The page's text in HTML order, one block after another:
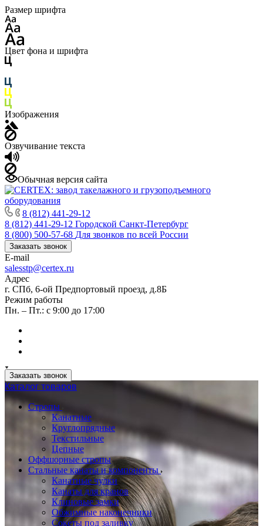
Размер шрифта
Цвет фона и шрифта
Изображения
Озвучивание текста
Обычная версия сайта
8 (812) 441-29-12
8 (812) 441-29-12 Городской Санкт-Петербург
8 (800) 500-57-68 Для звонков по всей России
Заказать звонок
E-mail
salesstp@certex.ru
Адрес
г. СПб, 6-ой Предпортовый проезд, д.8Б
Режим работы
Пн. – Пт.: с 9:00 до 17:00
Заказать звонок
Каталог товаров
Стропы
Канатные
Круглопрядные
Текстильные
Цепные
Оффшорные стропы
Стальные канаты и компоненты
Канатные чулки
Канаты для кранов
Клиновые замки
Обжимные наконечники
Сокеты под заливку